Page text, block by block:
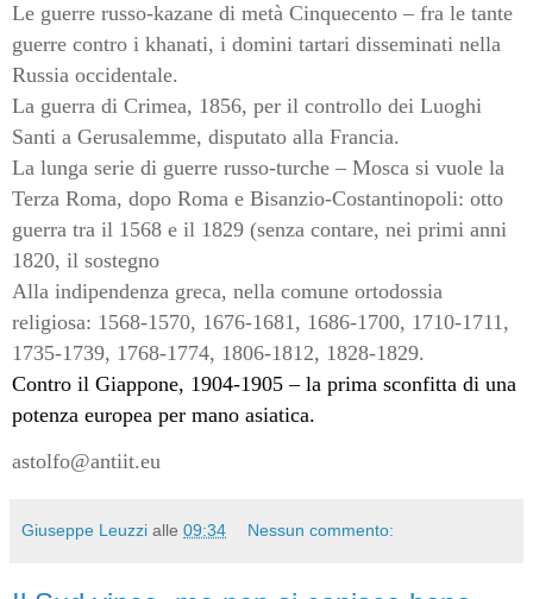
Le guerre russo-kazane di metà Cinquecento – fra le tante
guerre contro i khanati, i domini tartari disseminati nella
Russia occidentale.
La guerra di Crimea, 1856, per il controllo dei Luoghi
Santi a Gerusalemme, disputato alla Francia.
La lunga serie di guerre russo-turche – Mosca si vuole la
Terza Roma, dopo Roma e Bisanzio-Costantinopoli: otto
guerra tra il 1568 e il 1829 (senza contare, nei primi anni
1820, il sostegno
Alla indipendenza greca, nella comune ortodossia
religiosa: 1568-1570, 1676-1681, 1686-1700, 1710-1711,
1735-1739, 1768-1774, 1806-1812, 1828-1829.
Contro il Giappone, 1904-1905 – la prima sconfitta di una
potenza europea per mano asiatica.
astolfo@antiit.eu
Giuseppe Leuzzi alle 09:34 Nessun commento: